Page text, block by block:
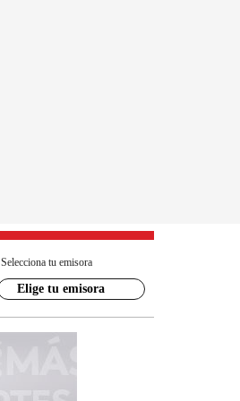
Selecciona tu emisora
Elige tu emisora